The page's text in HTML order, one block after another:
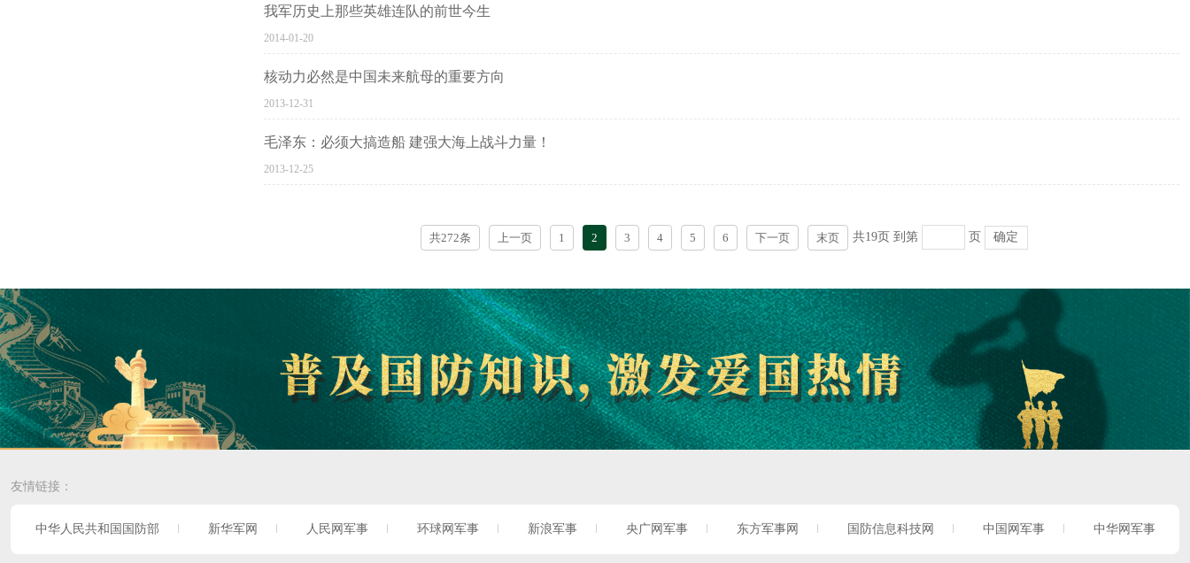
我军历史上那些英雄连队的前世今生
2014-01-20
核动力必然是中国未来航母的重要方向
2013-12-31
毛泽东：必须大搞造船 建强大海上战斗力量！
2013-12-25
共272条 上一页 1 2 3 4 5 6 下一页 末页 共19页 到第 页 确定
友情链接：
中华人民共和国国防部 新华军网 人民网军事 环球网军事 新浪军事 央广网军事 东方军事网 国防信息科技网 中国网军事 中华网军事